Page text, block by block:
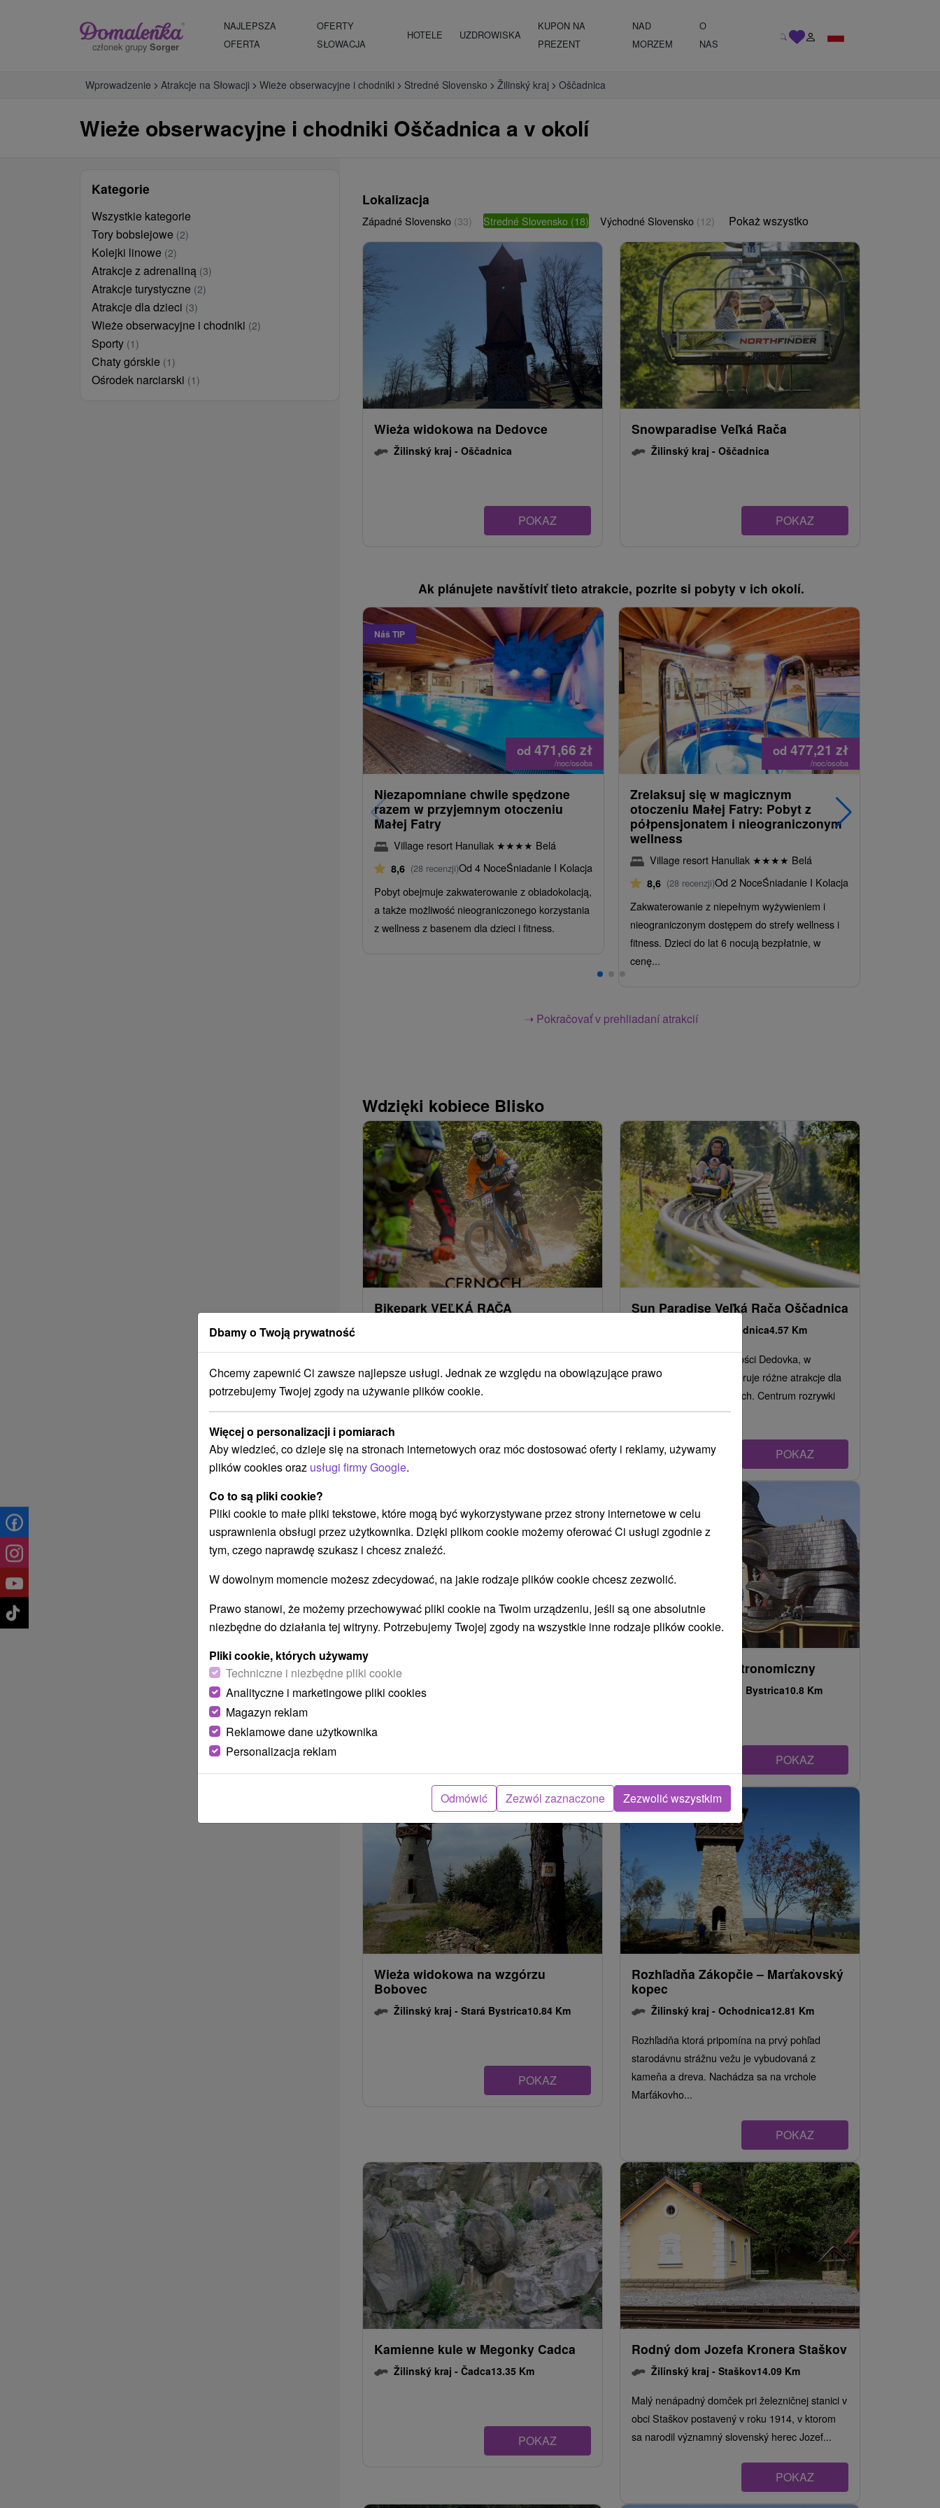
członek grupy Sorger
NAJLEPSZA
OFERTA
OFERTY
SŁOWACJA
HOTELE UZDROWISKA
KUPON NA
PREZENT
NAD
MORZEM
O
NAS
Wprowadzenie Atrakcje na Słowacji Wieże obserwacyjne i chodniki Stredné Slovensko Žilinský kraj Oščadnica
Wieże obserwacyjne i chodniki Oščadnica a v okolí
Kategorie
Wszystkie kategorie
Tory bobslejowe (2)
Kolejki linowe (2)
Atrakcje z adrenaliną (3)
Atrakcje turystyczne (2)
Atrakcje dla dzieci (3)
Wieże obserwacyjne i chodniki (2)
Sporty (1)
Chaty górskie (1)
Ośrodek narciarski (1)
Lokalizacja
Západné Slovensko (33) Stredné Slovensko (18) Východné Slovensko (12) Pokaż wszystko
Wieża widokowa na Dedovce
Žilinský kraj - Oščadnica
POKAZ
Snowparadise Veľká Rača
Žilinský kraj - Oščadnica
POKAZ
Ak plánujete navštíviť tieto atrakcie, pozrite si pobyty v ich okolí.
Náš TIP
od 471,66 zł
/noc/osoba
Niezapomniane chwile spędzone
razem w przyjemnym otoczeniu
Małej Fatry
Village resort Hanuliak ★★★★ Belá
8,6 (28 recenzji)Od 4 NoceŚniadanie I Kolacja
Pobyt obejmuje zakwaterowanie z obiadokolacją,
a także możliwość nieograniczonego korzystania
z wellness z basenem dla dzieci i fitness.
od 477,21 zł
/noc/osoba
Zrelaksuj się w magicznym
otoczeniu Małej Fatry: Pobyt z
półpensjonatem i nieograniczonym
wellness
Village resort Hanuliak ★★★★ Belá
8,6 (28 recenzji)Od 2 NoceŚniadanie I Kolacja
Zakwaterowanie z niepełnym wyżywieniem i
nieograniczonym dostępem do strefy wellness i
fitness. Dzieci do lat 6 nocują bezpłatnie, w
cenę...
➝ Pokračovať v prehliadaní atrakcií
Wdzięki kobiece Blisko
Bikepark VEĽKÁ RAČA Sun Paradise Veľká Rača Oščadnica
Oščadnica4.57 Km
Znajduje się w miejscowości Dedovka, w
ośrodku Veľká Rača i oferuje różne atrakcje dla
wszystkich grup wiekowych. Centrum rozrywki
oferuje...
POKAZ
Chata górska Plemenár Veľká Rača
Žilinský kraj -
Słowacki zegar astronomiczny
Stará Bystrica10.8 Km
POKAZ
Wieża widokowa na wzgórzu
Bobovec
Žilinský kraj - Stará Bystrica10.84 Km
POKAZ
Rozhľadňa Zákopčie – Marťakovský
kopec
Žilinský kraj - Ochodnica12.81 Km
Rozhľadňa ktorá pripomína na prvý pohľad
starodávnu strážnu vežu je vybudovaná z
kameňa a dreva. Nachádza sa na vrchole
Marťákovho...
POKAZ
Kamienne kule w Megonky Cadca
Žilinský kraj - Čadca13.35 Km
POKAZ
Rodný dom Jozefa Kronera Staškov
Žilinský kraj - Staškov14.09 Km
Malý nenápadný domček pri železničnej stanici v
obci Staškov postavený v roku 1914, v ktorom
sa narodil významný slovenský herec Jozef...
POKAZ
Dbamy o Twoją prywatność
Chcemy zapewnić Ci zawsze najlepsze usługi. Jednak ze względu na obowiązujące prawo
potrzebujemy Twojej zgody na używanie plików cookie.
Więcej o personalizacji i pomiarach
Aby wiedzieć, co dzieje się na stronach internetowych oraz móc dostosować oferty i reklamy, używamy
plików cookies oraz usługi firmy Google.
Co to są pliki cookie?
Pliki cookie to małe pliki tekstowe, które mogą być wykorzystywane przez strony internetowe w celu
usprawnienia obsługi przez użytkownika. Dzięki plikom cookie możemy oferować Ci usługi zgodnie z
tym, czego naprawdę szukasz i chcesz znaleźć.
W dowolnym momencie możesz zdecydować, na jakie rodzaje plików cookie chcesz zezwolić.
Prawo stanowi, że możemy przechowywać pliki cookie na Twoim urządzeniu, jeśli są one absolutnie
niezbędne do działania tej witryny. Potrzebujemy Twojej zgody na wszystkie inne rodzaje plików cookie.
Pliki cookie, których używamy
Techniczne i niezbędne pliki cookie
Analityczne i marketingowe pliki cookies
Magazyn reklam
Reklamowe dane użytkownika
Personalizacja reklam
Odmówić Zezwól zaznaczone Zezwolić wszystkim